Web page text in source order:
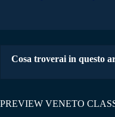
Cosa troverai in questo
PREVIEW VENETO